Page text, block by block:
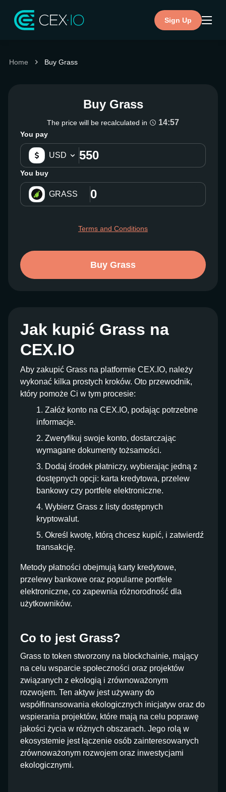
Sign Up
Home Buy Grass
Buy Grass
The price will be recalculated in 14:56
You pay
USD
You buy
GRASS
Terms and Conditions
Buy Grass
Jak kupić Grass na
CEX.IO
Aby zakupić Grass na platformie CEX.IO, należy
wykonać kilka prostych kroków. Oto przewodnik,
który pomoże Ci w tym procesie:
Załóż konto na CEX.IO, podając potrzebne
informacje.
Zweryfikuj swoje konto, dostarczając
wymagane dokumenty tożsamości.
Dodaj środek płatniczy, wybierając jedną z
dostępnych opcji: karta kredytowa, przelew
bankowy czy portfele elektroniczne.
Wybierz Grass z listy dostępnych
kryptowalut.
Określ kwotę, którą chcesz kupić, i zatwierdź
transakcję.
Metody płatności obejmują karty kredytowe,
przelewy bankowe oraz popularne portfele
elektroniczne, co zapewnia różnorodność dla
użytkowników.
Co to jest Grass?
Grass to token stworzony na blockchainie, mający
na celu wsparcie społeczności oraz projektów
związanych z ekologią i zrównoważonym
rozwojem. Ten aktyw jest używany do
współfinansowania ekologicznych inicjatyw oraz do
wspierania projektów, które mają na celu poprawę
jakości życia w różnych obszarach. Jego rolą w
ekosystemie jest łączenie osób zainteresowanych
zrównoważonym rozwojem oraz inwestycjami
ekologicznymi.